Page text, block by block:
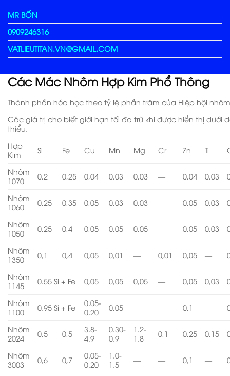
MR BỐN
0909246316
VATLIEUTITAN.VN@GMAIL.COM
Các Mác Nhôm Hợp Kim Phổ Thông
Thành phần hóa học theo tỷ lệ phần trăm của Hiệp hội
Các giá trị cho biết giới hạn tối đa trừ khi được hiển thị dưới
thiểu.
Hợp
Kim
Si Fe Cu Mn Mg Cr Zn Ti
Nhôm
1070
0,2 0,25 0,04 0,03 0,03 — 0,04 0,03
Nhôm
1060
0,25 0,35 0,05 0,03 0,03 — 0,05 0,03
Nhôm
1050
0,25 0,4 0,05 0,05 0,05 — 0,05 0,03
Nhôm
1350
0,1 0,4 0,05 0,01 — 0,01 0,05 —
Nhôm
1145
0.55 Si + Fe 0,05 0,05 0,05 — 0,05 0,03
Nhôm
1100
0.95 Si + Fe
0.05-
0.20
0,05 — — 0,1 —
Nhôm
2024
0,5 0,5
3.8-
4.9
0.30-
0.9
1.2-
1.8
0,1 0,25 0,15
Nhôm
3003
0,6 0,7
0.05-
0.20
1.0-
1.5
— — 0,1 —